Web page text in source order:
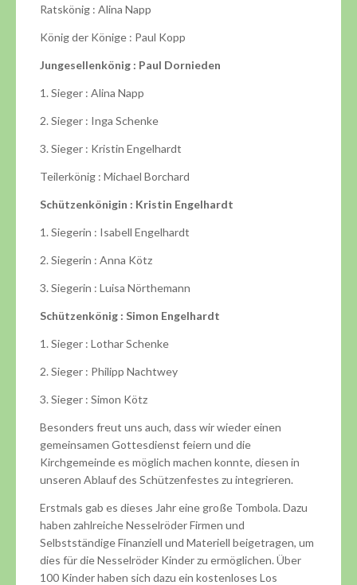
Ratskönig : Alina Napp
König der Könige : Paul Kopp
Jungesellenkönig : Paul Dornieden
1. Sieger : Alina Napp
2. Sieger : Inga Schenke
3. Sieger : Kristin Engelhardt
Teilerkönig : Michael Borchard
Schützenkönigin : Kristin Engelhardt
1. Siegerin : Isabell Engelhardt
2. Siegerin : Anna Kötz
3. Siegerin : Luisa Nörthemann
Schützenkönig : Simon Engelhardt
1. Sieger : Lothar Schenke
2. Sieger : Philipp Nachtwey
3. Sieger : Simon Kötz
Besonders freut uns auch, dass wir wieder einen
gemeinsamen Gottesdienst feiern und die
Kirchgemeinde es möglich machen konnte, diesen in
unseren Ablauf des Schützenfestes zu integrieren.
Erstmals gab es dieses Jahr eine große Tombola. Dazu
haben zahlreiche Nesselröder Firmen und
Selbstständige Finanziell und Materiell beigetragen, um
dies für die Nesselröder Kinder zu ermöglichen. Über
100 Kinder haben sich dazu ein kostenloses Los